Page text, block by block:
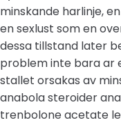
minskande harlinje,
en sexlust som en
dessa tillstand later
problem inte bara ar
stallet orsakas av
anabola steroider
trenbolone acetate